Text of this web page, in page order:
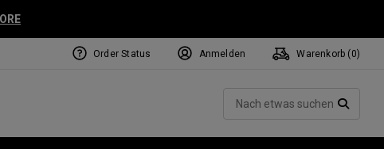
Order Status Anmelden Warenkorb ( 0)